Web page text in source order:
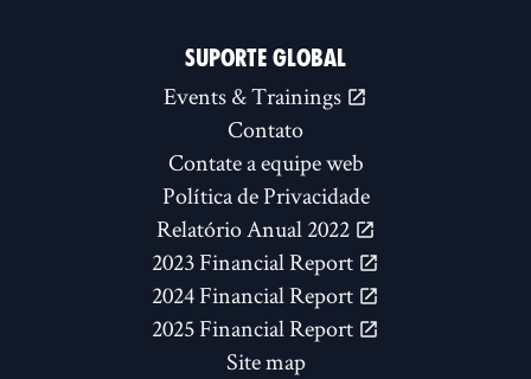
SUPORTE GLOBAL
Events & Trainings
Contato
Contate a equipe web
Política de Privacidade
Relatório Anual 2022
2023 Financial Report
2024 Financial Report
2025 Financial Report
Site map